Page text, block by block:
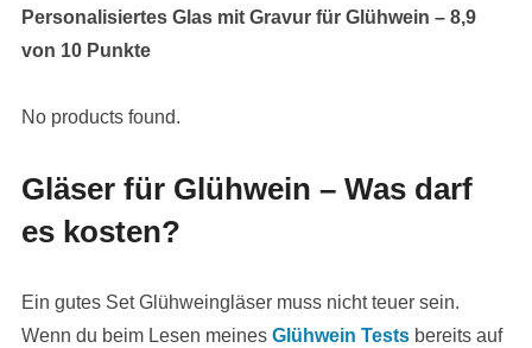
Personalisiertes Glas mit Gravur für Glühwein – 8,9
von 10 Punkte
No products found.
Gläser für Glühwein – Was darf
es kosten?
Ein gutes Set Glühweingläser muss nicht teuer sein.
Wenn du beim Lesen meines Glühwein Testsbereits auf